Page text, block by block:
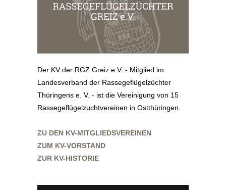
Der KV der RGZ Greiz e.V. - Mitglied im
Landesverband der Rassegeflügelzüchter
Thüringens e. V. - ist die Vereinigung von 15
Rassegeflügelzuchtvereinen in Ostthüringen.
ZU DEN KV-MITGLIEDSVEREINEN
ZUM KV-VORSTAND
ZUR KV-HISTORIE